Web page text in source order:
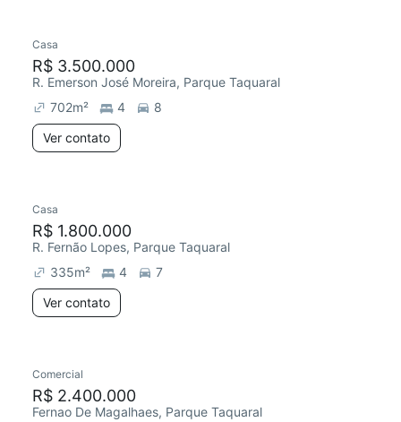
Casa
R$ 3.500.000
R. Emerson José Moreira, Parque Taquaral
702m² 4
8
Ver contato
Chegou este mês
Casa
R$ 1.800.000
R. Fernão Lopes, Parque Taquaral
335m² 4
7
Ver contato
Comercial
R$ 2.400.000
Fernao De Magalhaes, Parque Taquaral